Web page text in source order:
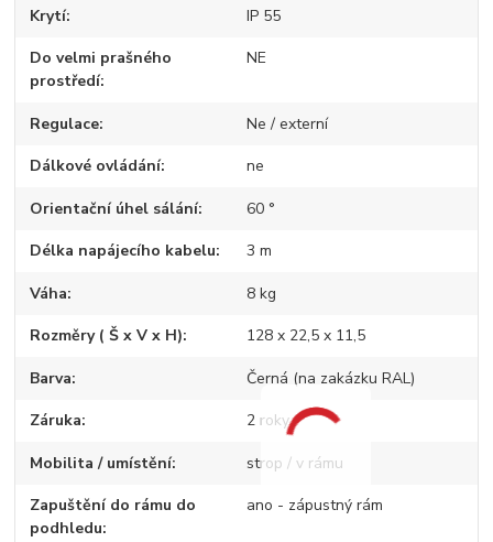
Krytí IP 55
Do velmi prašného
prostředí
NE
Regulace Ne / externí
Dálkové ovládání ne
Orientační úhel sálání 60 °
Délka napájecího kabelu 3 m
Váha 8 kg
Rozměry ( Š x V x H) 128 x 22,5 x 11,5
Barva Černá (na zakázku RAL)
Záruka 2 roky
Mobilita / umístění strop / v rámu
Zapuštění do rámu do
podhledu
ano - zápustný rám